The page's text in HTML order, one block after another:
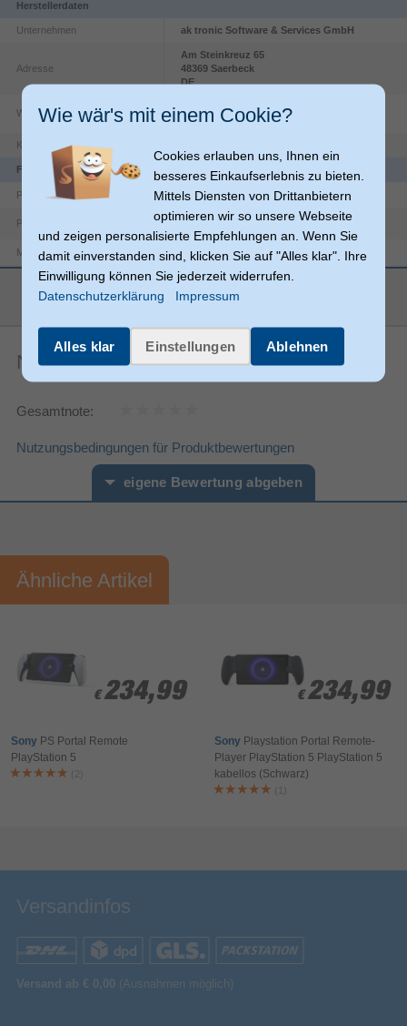
Herstellerdaten
Unternehmen ak tronic Software & Services GmbH
Adresse
Am Steinkreuz 65
48369 Saerbeck
DE
Website
https://software-
pyramide.de/Information/Impressum/
Kontakt
Funktionen
Produkttyp Controller-Bezug
Produktfarbe Mehrfarbig
Markenkompatibilität Sony
Gamingplattformen unterstützt PlayStation PS4
Sonstiges
Artikelnummer 11390008005
Herstellerartikelnummer 97332
mehr anzeigen
Noch keine Artikelbewertungen
Gesamtnote:
Nutzungsbedingungen für Produktbewertungen
eigene Bewertung abgeben
Ihre Bewertung:
Ihr Kommentar*
Ähnliche Artikel
€ 234,99
€ 234,99
Sony PS Portal Remote
PlayStation 5
(2)
€ 234,99
€ 234,99
Sony Playstation Portal Remote-
Player PlayStation 5 РlayStation 5
kabellos (Schwarz)
(1)
Versandinfos
Versand ab € 0,00 (Ausnahmen möglich)
Wie wär's mit einem Cookie?
Cookies erlauben uns, Ihnen ein
besseres Einkaufserlebnis zu bieten.
Mittels Diensten von Drittanbietern
optimieren wir so unsere Webseite
und zeigen personalisierte Empfehlungen an. Wenn Sie
damit einverstanden sind, klicken Sie auf "Alles klar". Ihre
Einwilligung können Sie jederzeit widerrufen.
Datenschutzerklärung
Impressum
Alles klar Einstellungen Ablehnen